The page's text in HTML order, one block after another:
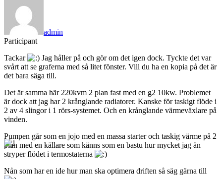
admin
Participant
Tackar
Jag håller på och gör om det igen dock. Tyckte det var
svårt att se graferna med så litet fönster. Vill du ha en kopia på det är
det bara säga till.
Det är samma här 220kvm 2 plan fast med en g2 10kw. Problemet
är dock att jag har 2 krånglande radiatorer. Kanske för taskigt flöde i
2 av 4 slingor i 1 rörs-systemet. Och en krånglande värmeväxlare på
vinden.
Pumpen går som en jojo med en massa starter och taskig värme på 2
plan med en källare som känns som en bastu hur mycket jag än
stryper flödet i termostaterna
Nån som har en ide hur man ska optimera driften så säg gärna till